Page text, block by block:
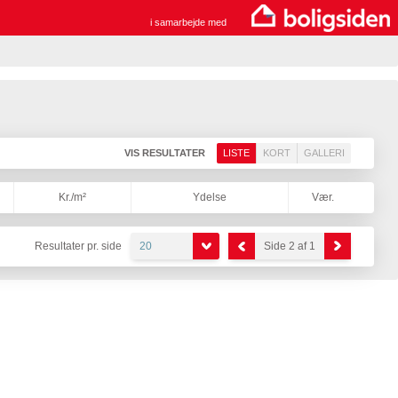
i samarbejde med
VIS RESULTATER LISTE KORT GALLERI
Kr./m² Ydelse Vær.
Resultater pr. side 20 Side 2 af 1